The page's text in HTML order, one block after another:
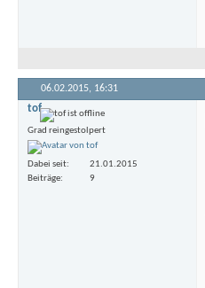
06.02.2015, 16:31
tof
Grad reingestolpert
Dabei seit
21.01.2015
Beiträge
9